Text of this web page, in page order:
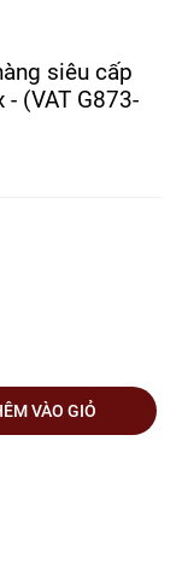
siêu cấp
(VAT G873-
VÀO GIỎ